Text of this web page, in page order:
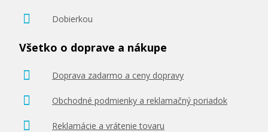
Dobierkou
Všetko o doprave a nákupe
Doprava zadarmo a ceny dopravy
Obchodné podmienky a reklamačný poriadok
Reklamácie a vrátenie tovaru